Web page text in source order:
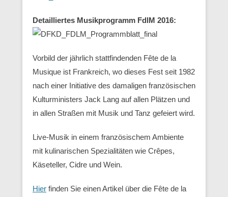
Detailliertes Musikprogramm FdlM 2016:
Vorbild der jährlich stattfindenden Fête de la
Musique ist Frankreich, wo dieses Fest seit 1982
nach einer Initiative des damaligen französischen
Kulturministers Jack Lang auf allen Plätzen und
in allen Straßen mit Musik und Tanz gefeiert wird.
Live-Musik in einem französischem Ambiente
mit kulinarischen Spezialitäten wie Crêpes,
Käseteller, Cidre und Wein.
Hier finden Sie einen Artikel über die Fête de la